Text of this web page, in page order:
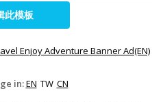
此模板
Enjoy Adventure Banner Ad(EN)
in:EN TW CN